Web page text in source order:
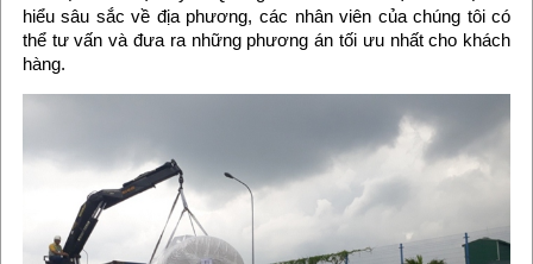
hiểu sâu sắc về địa phương, các nhân viên của chúng tôi có
thể tư vấn và đưa ra những phương án tối ưu nhất cho khách
hàng.